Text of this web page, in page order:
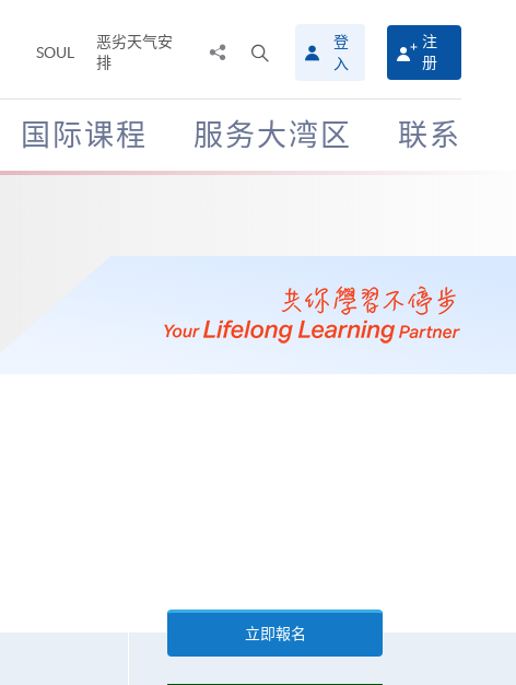
SOUL
恶劣天气安
排
搜
寻
介
面
登
入
注
册
国际课程 服务大湾区 联系
立即報名